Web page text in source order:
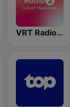
VRT Radio 2 Oost-Vlaanderen